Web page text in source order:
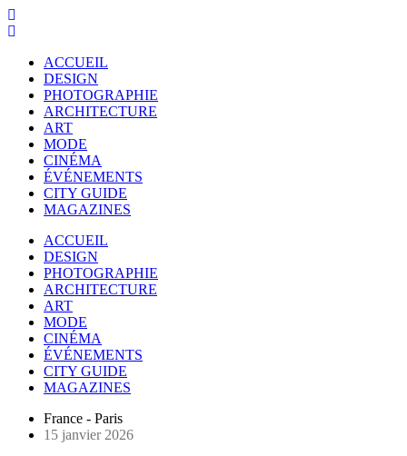
ACCUEIL
DESIGN
PHOTOGRAPHIE
ARCHITECTURE
ART
MODE
CINÉMA
ÉVÉNEMENTS
CITY GUIDE
MAGAZINES
ACCUEIL
DESIGN
PHOTOGRAPHIE
ARCHITECTURE
ART
MODE
CINÉMA
ÉVÉNEMENTS
CITY GUIDE
MAGAZINES
France - Paris
15 janvier 2026